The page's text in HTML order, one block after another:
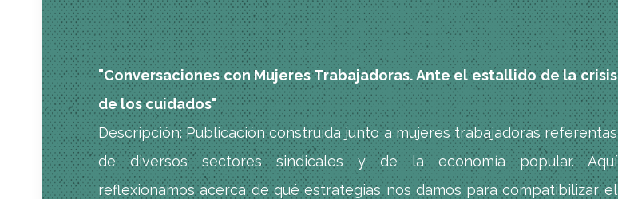
"Conversaciones con Mujeres Trabajadoras. Ante el estallido de la crisis
de los cuidados"
Descripción: Publicación construida junto a mujeres trabajadoras referentas
de diversos sectores sindicales y de la economía popular. Aquí
reflexionamos acerca de qué estrategias nos damos para compatibilizar el